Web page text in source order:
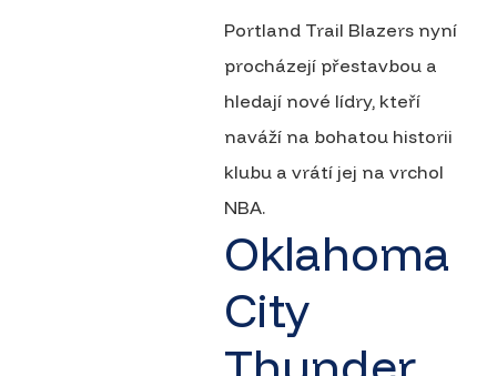
Portland Trail Blazers nyní
procházejí přestavbou a
hledají nové lídry, kteří
naváží na bohatou historii
klubu a vrátí jej na vrchol
NBA.
Oklahoma
City